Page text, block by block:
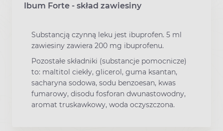
Ibum Forte - skład zawiesiny
Substancją czynną leku jest ibuprofen. 5 ml
zawiesiny zawiera 200 mg ibuprofenu.
Pozostałe składniki (substancje pomocnicze)
to: maltitol ciekły, glicerol, guma ksantan,
sacharyna sodowa, sodu benzoesan, kwas
fumarowy, disodu fosforan dwunastowodny,
aromat truskawkowy, woda oczyszczona.